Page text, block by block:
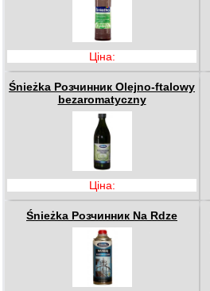
Ціна:
Śnieżka Розчинник Olejno-ftalowy
bezaromatyczny
Ціна:
Śnieżka Розчинник Na Rdze